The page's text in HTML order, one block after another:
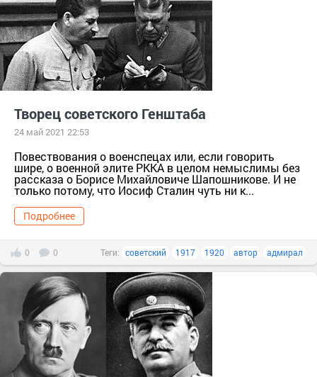
Творец советского Генштаба
24 май 2021 22:53
Повествования о военспецах или, если говорить
шире, о военной элите РККА в целом немыслимы без
рассказа о Борисе Михайловиче Шапошникове. И не
только потому, что Иосиф Сталин чуть ни к...
Подробнее
0 0 Теги: советский 1917 1920 автор адмирал